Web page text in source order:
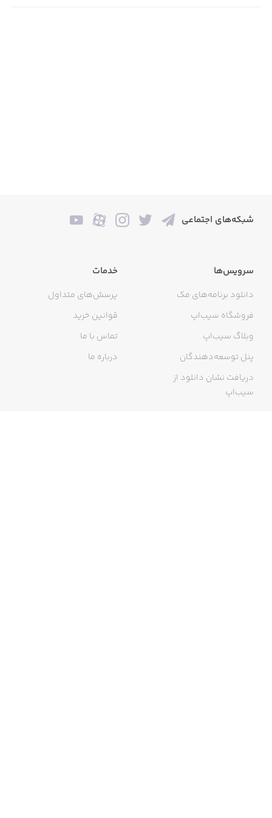
شبکه‌های اجتماعی
سرویس‌ها
دانلود برنامه‌های مک
فروشگاه سیب‌اپ
وبلاگ سیب‌اپ
پنل توسعه‌دهندگان
دریافت نشان دانلود از
سیب‌اپ
خدمات
پرسش‌های متداول
قوانین خرید
تماس با ما
درباره ما